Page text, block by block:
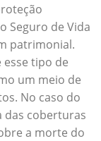
Seguro de Vida
patrimonial.
tipo de
um meio de
No caso do
das coberturas
a morte do